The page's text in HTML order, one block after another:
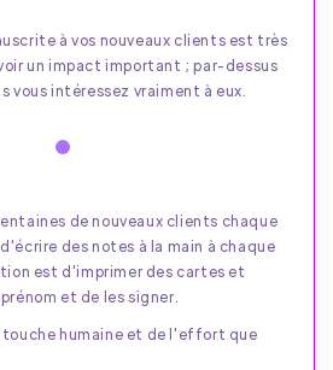
à vos nouveaux clients est très
un impact important ; par-dessus
vous intéressez vraiment à eux.
de nouveaux clients chaque
des notes à la main à chaque
est d'imprimer des cartes et
et de les signer.
touche humaine et de l'effort que